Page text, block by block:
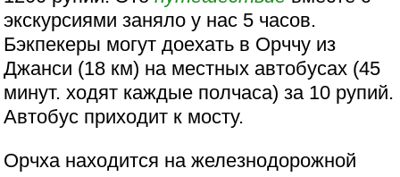
экскурсиями заняло у нас 5 часов.
Бэкпекеры могут доехать в Орччу из
Джанси (18 км) на местных автобусах (45
минут. ходят каждые полчаса) за 10 рупий.
Автобус приходит к мосту.
Орчха находится на железнодорожной